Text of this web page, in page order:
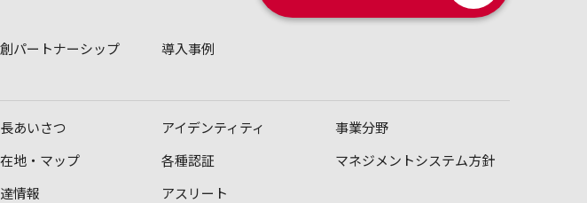
パートナーシップ 導入事例
あいさつ アイデンティティ
事業分野
地・マップ 各種認証
マネジメントシステム方針
情報
アスリート